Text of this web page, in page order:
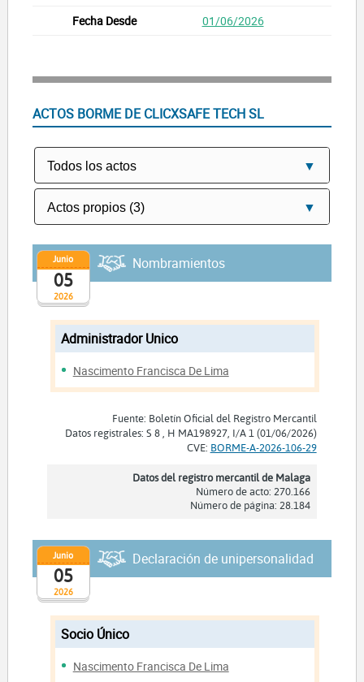
01/06/2026
ACTOS BORME DE CLICXSAFE TECH SL
2026
Junio
05
Nombramientos
Administrador Unico
Nascimento Francisca De Lima
Fuente: Boletín Oficial del Registro Mercantil
Datos registrales: S 8 , H MA198927, I/A 1 (01/06/2026)
CVE: BORME-A-2026-106-29
Datos del registro mercantil de Malaga
Número de acto: 270.166
Número de página: 28.184
2026
Junio
05
Declaración de unipersonalidad
Socio Único
Nascimento Francisca De Lima